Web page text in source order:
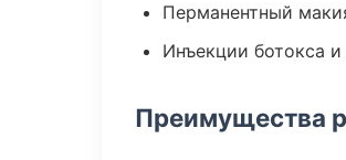
Перманентный
Инъекции ботокса
Преимущества